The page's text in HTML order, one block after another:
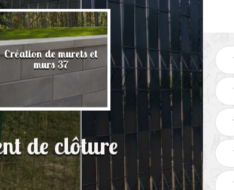
Création de murets et
murs 37
Installation de clôture
37
de clôture